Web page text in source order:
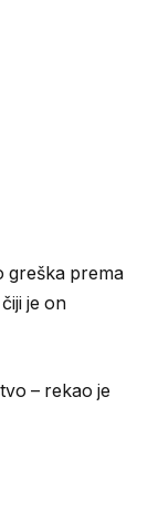
greška prema
je on
– rekao je